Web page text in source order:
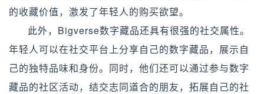
的收藏价值，激发了年轻人的购买欲望。
此外，Bigverse数字藏品还具有很强的社交属性。
年轻人可以在社交平台上分享自己的数字藏品，展示自
己的独特品味和身份。同时，他们还可以通过参与数字
藏品的社区活动，结交志同道合的朋友，拓展自己的社